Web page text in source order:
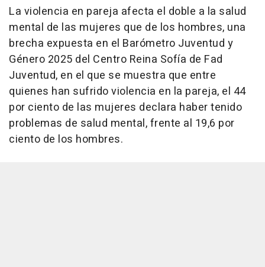
La violencia en pareja afecta el doble a la salud
mental de las mujeres que de los hombres, una
brecha expuesta en el Barómetro Juventud y
Género 2025 del Centro Reina Sofía de Fad
Juventud, en el que se muestra que entre
quienes han sufrido violencia en la pareja, el 44
por ciento de las mujeres declara haber tenido
problemas de salud mental, frente al 19,6 por
ciento de los hombres.